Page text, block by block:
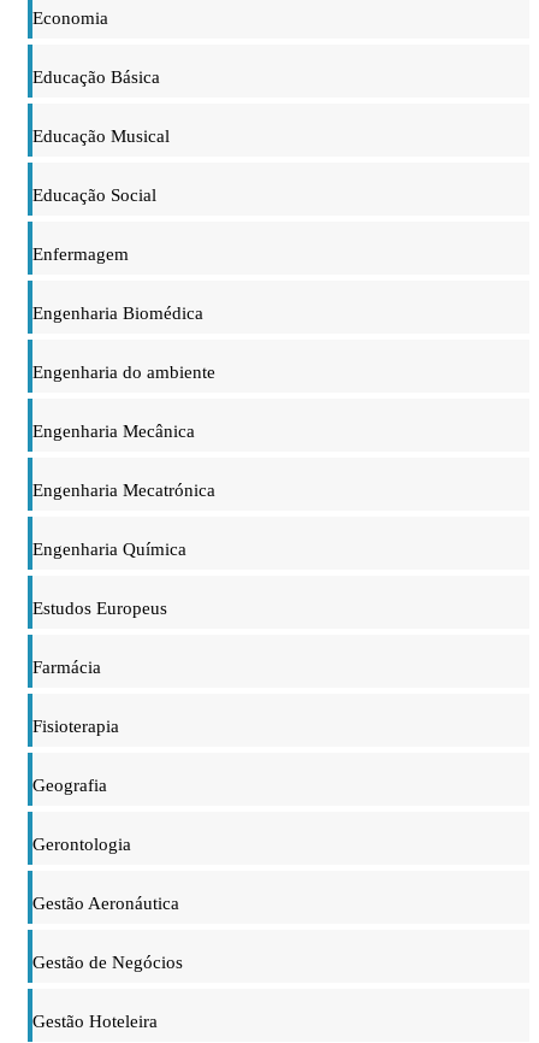
Economia
Educação Básica
Educação Musical
Educação Social
Enfermagem
Engenharia Biomédica
Engenharia do ambiente
Engenharia Mecânica
Engenharia Mecatrónica
Engenharia Química
Estudos Europeus
Farmácia
Fisioterapia
Geografia
Gerontologia
Gestão Aeronáutica
Gestão de Negócios
Gestão Hoteleira